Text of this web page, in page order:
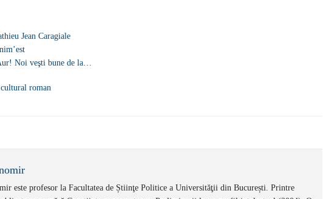
Jean Caragiale
Noi veşti bune de la…
roman
este profesor la Facultatea de Știinţe Politice a Universităţii din București. Printre